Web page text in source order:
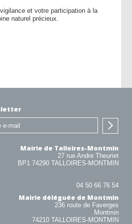
et votre participation à la
naturel précieux.
Mairie de Talloires-Montmin
27 rue Andre Theuriet
BP1 74290 TALLOIRES-MONTMIN
04 50 66 76 54
Mairie déléguée de Montmin
236 route de Faverges
Montmin
74210 TALLOIRES-MONTMIN